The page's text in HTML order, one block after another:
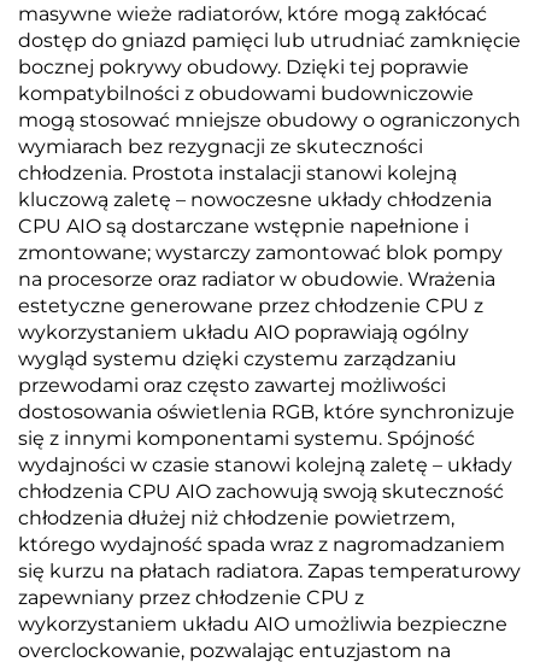
masywne wieże radiatorów, które mogą zakłócać
dostęp do gniazd pamięci lub utrudniać zamknięcie
bocznej pokrywy obudowy. Dzięki tej poprawie
kompatybilności z obudowami budowniczowie
mogą stosować mniejsze obudowy o ograniczonych
wymiarach bez rezygnacji ze skuteczności
chłodzenia. Prostota instalacji stanowi kolejną
kluczową zaletę – nowoczesne układy chłodzenia
CPU AIO są dostarczane wstępnie napełnione i
zmontowane; wystarczy zamontować blok pompy
na procesorze oraz radiator w obudowie. Wrażenia
estetyczne generowane przez chłodzenie CPU z
wykorzystaniem układu AIO poprawiają ogólny
wygląd systemu dzięki czystemu zarządzaniu
przewodami oraz często zawartej możliwości
dostosowania oświetlenia RGB, które synchronizuje
się z innymi komponentami systemu. Spójność
wydajności w czasie stanowi kolejną zaletę – układy
chłodzenia CPU AIO zachowują swoją skuteczność
chłodzenia dłużej niż chłodzenie powietrzem,
którego wydajność spada wraz z nagromadzaniem
się kurzu na płatach radiatora. Zapas temperaturowy
zapewniany przez chłodzenie CPU z
wykorzystaniem układu AIO umożliwia bezpieczne
overclockowanie, pozwalając entuzjastom na